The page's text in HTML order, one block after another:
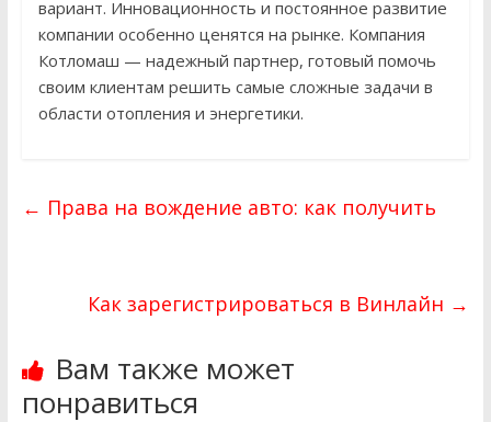
вариант. Инновационность и постоянное развитие
компании особенно ценятся на рынке. Компания
Котломаш — надежный партнер, готовый помочь
своим клиентам решить самые сложные задачи в
области отопления и энергетики.
← Права на вождение авто: как получить
Как зарегистрироваться в Винлайн →
Вам также может
понравиться